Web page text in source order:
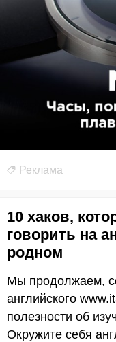
Реклама
10 хаков,
говорить на
родном
Мы продолжаем,
английского
полезности об
Окружите себя